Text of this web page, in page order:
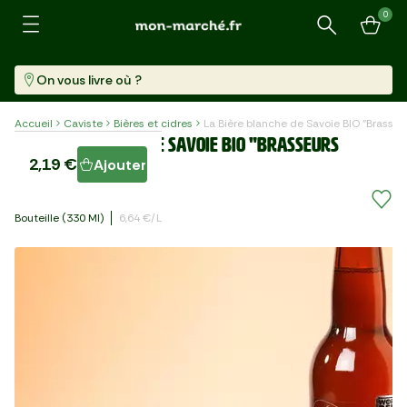
Recherche
0
On vous livre où ?
Accueil Caviste Bières et cidres La Bière blanche de Savoie BIO
La Bière blanche de Savoie BIO "Brasseurs
Savoyards"
Bouteille (330 Ml) 6,64 €/l
2,19 € Ajouter